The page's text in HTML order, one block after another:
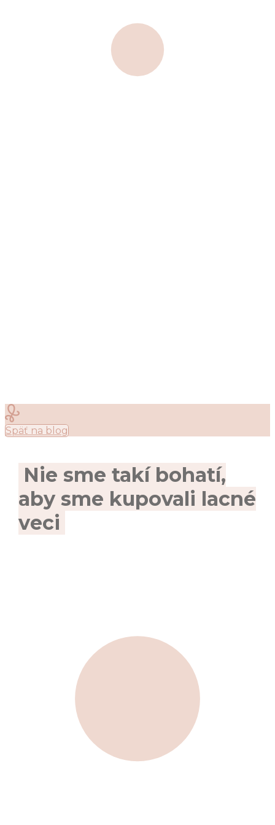
Späť na blog
Nie sme takí bohatí,
aby sme kupovali lacné
veci